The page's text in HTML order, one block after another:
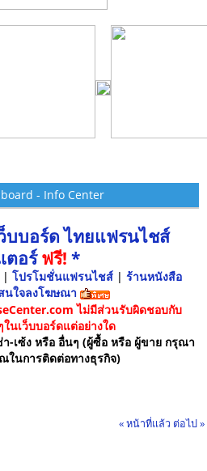
- Info Center
บบอร์ด ไทยแฟรนไชส์
ตอร์ฟรี! *
| โปรโมชั่นแฟรนไชส์ | ร้านหนังสือ
นใจลงโฆษณา
ไม่มีส่วนรับผิดชอบกับ
นเว็บบอร์ดแต่อย่างใด
-เซ้ง หรือ อื่นๆ (ผู้ซื้อ หรือ ผู้ขาย กรุณา
นการติดต่อทางธุรกิจ)
« หน้าที่แล้ว ต่อไป »